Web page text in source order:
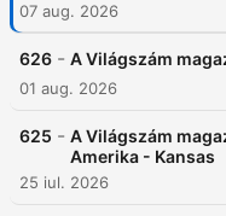
07 aug. 2026
626 - A Világszám
01 aug. 2026
625 - A Világszám
Amerika - Kansas
25 iul. 2026